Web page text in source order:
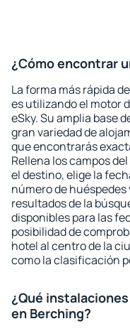
¿Cómo encontrar
La forma más rápida
es utilizando el motor
eSky. Su amplia base
gran variedad de
que encontrarás
Rellena los campos
el destino, elige la
número de huéspedes
resultados de la
disponibles para las
posibilidad de
hotel al centro de la
como la clasificación
¿Qué
en Berching?